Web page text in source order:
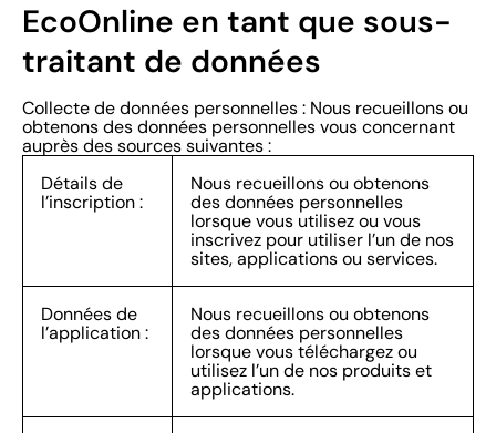
EcoOnline en tant que sous-
traitant de données
Collecte de données personnelles : Nous recueillons ou
obtenons des données personnelles vous concernant
auprès des sources suivantes :
Détails de
l’inscription :
Nous recueillons ou obtenons
des données personnelles
lorsque vous utilisez ou vous
inscrivez pour utiliser l’un de nos
sites, applications ou services.
Données de
l’application :
Nous recueillons ou obtenons
des données personnelles
lorsque vous téléchargez ou
utilisez l’un de nos produits et
applications.